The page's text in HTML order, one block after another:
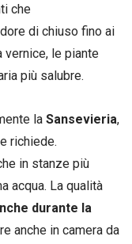
che
di chiuso fino ai
le piante
più salubre.
la Sansevieria,
richiede.
in stanze più
acqua. La qualità
durante la
anche in camera da